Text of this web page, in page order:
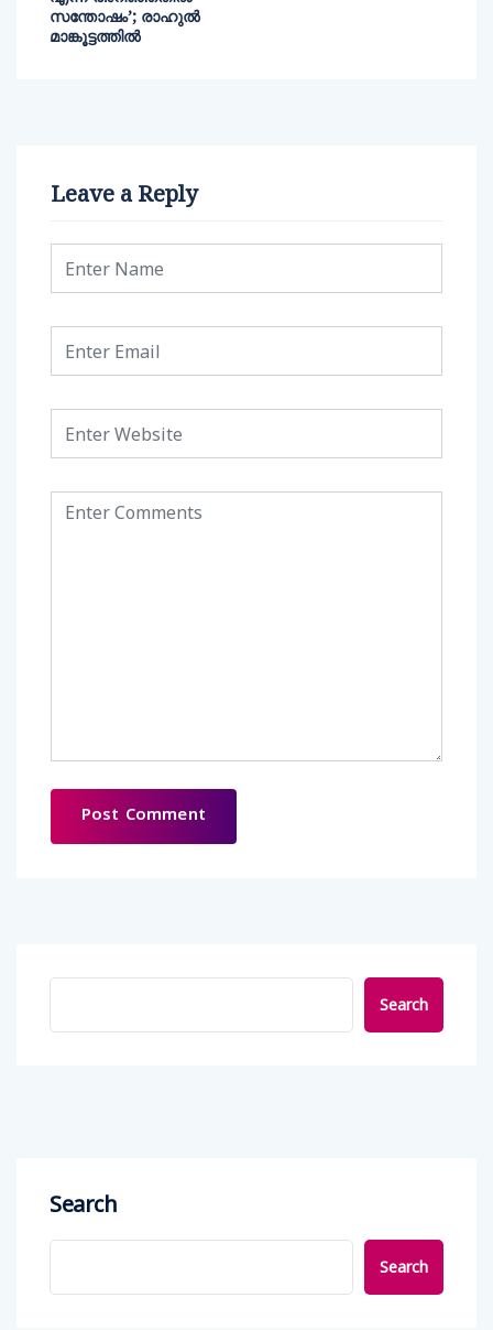
സന്തോഷം’; രാഹുല്‍
മാങ്കൂട്ടത്തില്‍
Leave a Reply
Search
Search
Search